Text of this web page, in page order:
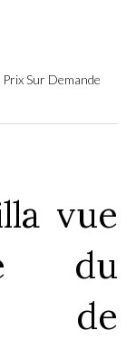
Sur Demande
vue
du
de